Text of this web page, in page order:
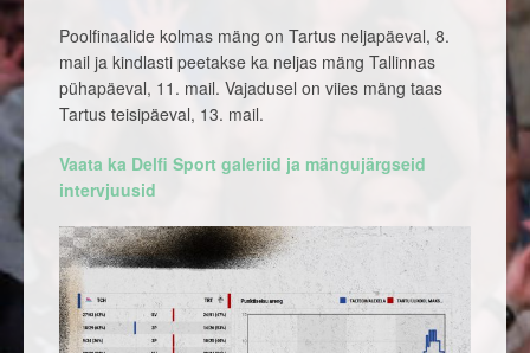
Poolfinaalide kolmas mäng on Tartus neljapäeval, 8.
mail ja kindlasti peetakse ka neljas mäng Tallinnas
pühapäeval, 11. mail. Vajadusel on viies mäng taas
Tartus teisipäeval, 13. mail.
Vaata ka Delfi Sport galeriid ja mängujärgseid
intervjuusid